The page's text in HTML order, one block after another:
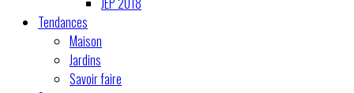
Tendances
Maison
Jardins
Savoir faire